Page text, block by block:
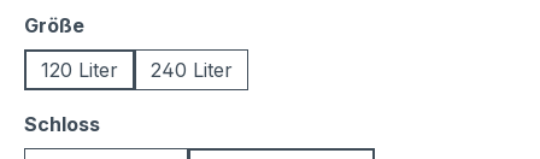
Größeauswählen
120 Liter
240 Liter
Schlossauswählen